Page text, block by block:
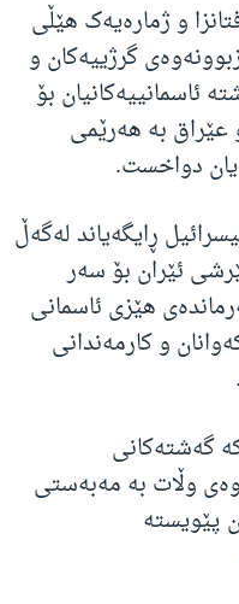
و ژمارەیەک هێڵی
گرژییەکان و
ئاسمانییەکانیان بۆ
عێراق بە هەرێمی
دواخست.
هەشت، ئیسرائیل ڕایگەیاند لەگەڵ
ئێران بۆ سەر
هێزی ئاسمانی
و کارمەندانی
گەشتەکانی
وڵات بە مەبەستی
پێویستە